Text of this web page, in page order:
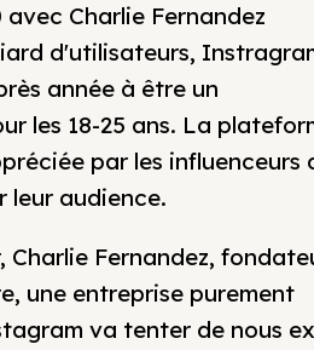
Charlie Fernandez
d'utilisateurs,
année à être un
les 18-25 ans. La
par les influenceurs
leur audience.
Charlie Fernandez,
une entreprise purement
va tenter de nous